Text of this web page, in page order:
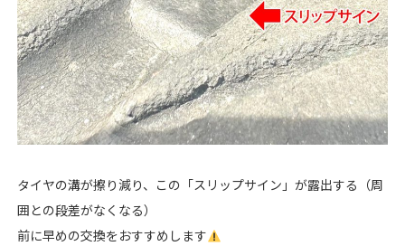
タイヤの溝が擦り減り、この「スリップサイン」が露出する（周
囲との段差がなくなる）
前に早めの交換をおすすめします